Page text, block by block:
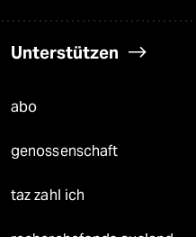
Unterstützen
abo
genossenschaft
taz zahl ich